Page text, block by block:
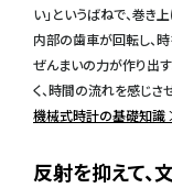
い」というばねで、巻
内部の歯車が回転し、時
ぜんまいの力が作り出
く、時間の流れを感じさ
機械式時計の基礎知
反射を抑えて、